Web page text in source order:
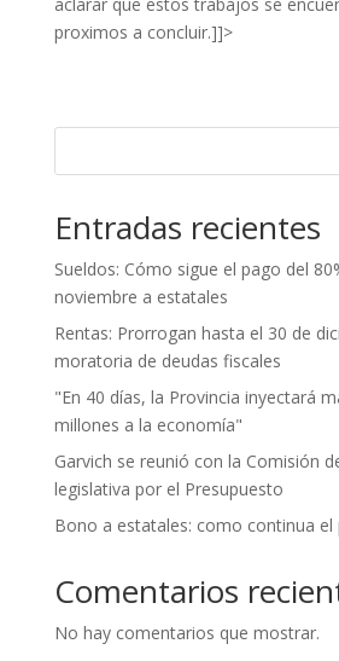
proximos a concluir.]]>
Entradas recientes
Sueldos: Cómo sigue el pago del
noviembre a estatales
Rentas: Prorrogan hasta el 30 de
moratoria de deudas fiscales
"En 40 días, la Provincia inyectará
millones a la economía"
Garvich se reunió con la Comisión
legislativa por el Presupuesto
Bono a estatales: como continua el
Comentarios
No hay comentarios que mostrar.